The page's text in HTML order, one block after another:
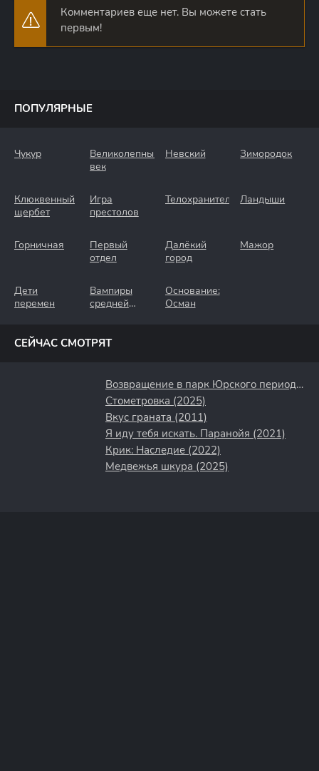
Комментариев еще нет. Вы можете стать
первым!
ПОПУЛЯРНЫЕ
Чукур
Великолепный
век
Невский Зимородок
Клюквенный
щербет
Игра
престолов
Телохранители Ландыши
Горничная
Первый
отдел
Далёкий
город
Мажор
Дети
перемен
Вампиры
средней
Основание:
Осман
СЕЙЧАС СМОТРЯТ
Возвращение в парк Юрского периода (2025)
Стометровка (2025)
Вкус граната (2011)
Я иду тебя искать. Паранойя (2021)
Крик: Наследие (2022)
Медвежья шкура (2025)